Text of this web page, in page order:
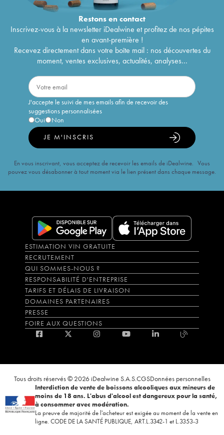
Restons encontact
Inscrivez-vous à la newsletter iDealwine et profitez de nos pépites
en avant-première !
Recevez directement dans votre boîte mail : nos découvertes du
moment, ventes exclusives, actualités, analyses...
J'accepte le suivi de mes emails afin de recevoir des
suggestions personnalisées
Oui
Non
JE M'INSCRIS
En vous inscrivant, vous acceptez de recevoir les emails de iDealwine. Vous
pouvez vous désabonner à tout moment via le lien présent dans chaque message.
ESTIMATION VIN GRATUITE
RECRUTEMENT
QUI SOMMES-NOUS ?
RESPONSABILITÉ D'ENTREPRISE
TARIFS ET DÉLAIS DE LIVRAISON
DOMAINES PARTENAIRES
PRESSE
FOIRE AUX QUESTIONS
Tous droits réservés © 2026 iDealwine S.A.S.CGSDonnées personnelles
Interdiction de vente de boissons alcooliques aux mineurs de
moins de 18 ans. L'abus d'alcool est dangereux pour la santé,
à consommer avec modération.
La preuve de majorité de l'acheteur est exigée au moment de la vente en
ligne. CODE DE LA SANTÉ PUBLIQUE, ART.L.3342-1 et L.3353-3